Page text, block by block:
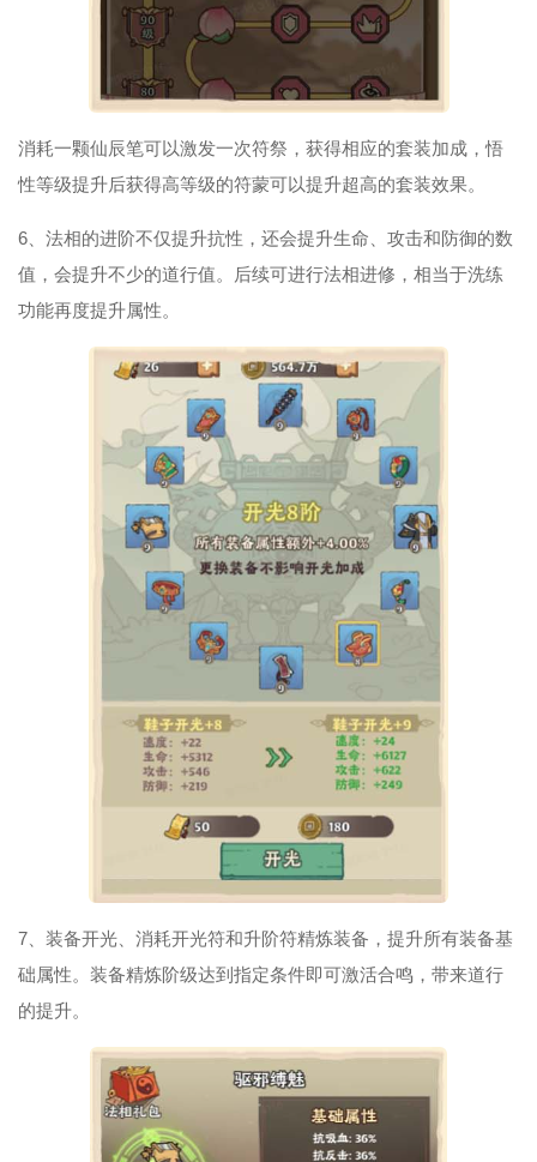
消耗一颗仙辰笔可以激发一次符祭，获得相应的套装加成，悟
性等级提升后获得高等级的符蒙可以提升超高的套装效果。
6、法相的进阶不仅提升抗性，还会提升生命、攻击和防御的数
值，会提升不少的道行值。后续可进行法相进修，相当于洗练
功能再度提升属性。
7、装备开光、消耗开光符和升阶符精炼装备，提升所有装备基
础属性。装备精炼阶级达到指定条件即可激活合鸣，带来道行
的提升。